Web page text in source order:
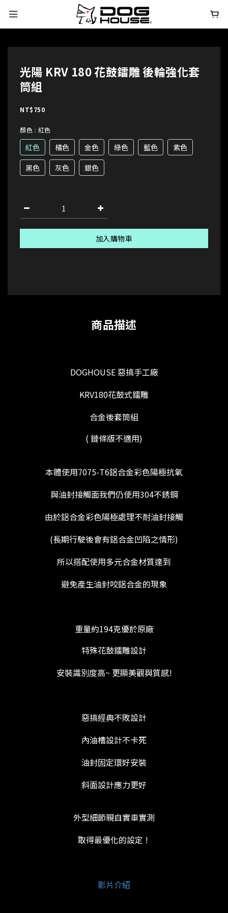
光陽 KRV 180 花鼓鐳雕 後輪強化套
筒組
NT$750
顏色 : 紅色
紅色 橘色 金色 綠色 藍色
紫色
黑色
灰色 銀色
加入購物車
商品描述
DOGHOUSE 惡搞手工廠
KRV180花鼓式鐳雕
合金後套筒組
( 鏈條版不適用)
本體使用7075-T6鋁合金彩色陽極抗氧
與油封接觸面我們仍使用304不銹鋼
由於鋁合金彩色陽極處理不耐油封接觸
(長期行駛後會有鋁合金凹陷之情形)
所以搭配使用多元合金材質達到
避免產生油封咬鋁合金的現象
重量約194克優於原廠
特殊花鼓鐳雕設計
安裝識別度高~ 更顯美觀與質感!
惡搞經典不敗設計
內油槽設計不卡死
油封固定環好安裝
斜面設計應力更好
外型細節親自實車實測
取得最優化的設定 !
影片介紹